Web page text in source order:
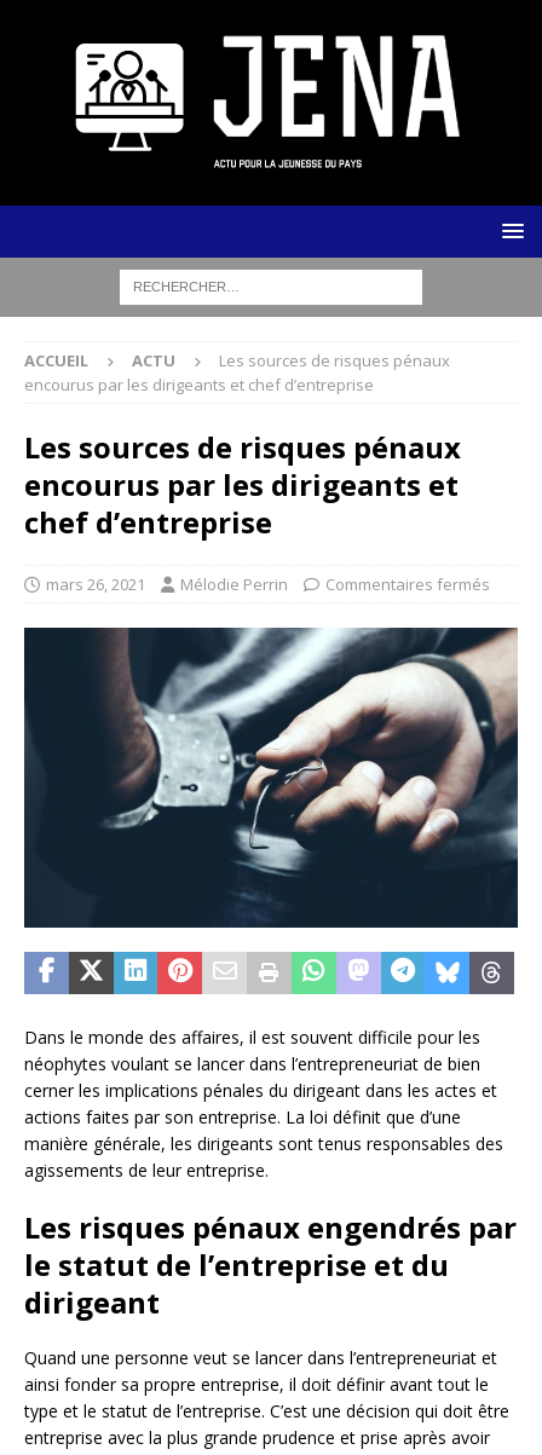
ACCUEIL ACTU
Les sources de risques pénaux
encourus par les dirigeants et chef d’entreprise
Les sources de risques pénaux
encourus par les dirigeants et
chef d’entreprise
mars 26, 2021 Mélodie Perrin Commentaires fermés
Dans le monde des affaires, il est souvent difficile pour les
néophytes voulant se lancer dans l’entrepreneuriat de bien
cerner les implications pénales du dirigeant dans les actes et
actions faites par son entreprise. La loi définit que d’une
manière générale, les dirigeants sont tenus responsables des
agissements de leur entreprise.
Les risques pénaux engendrés par
le statut de l’entreprise et du
dirigeant
Quand une personne veut se lancer dans l’entrepreneuriat et
ainsi fonder sa propre entreprise, il doit définir avant tout le
type et le statut de l’entreprise. C’est une décision qui doit être
entreprise avec la plus grande prudence et prise après avoir